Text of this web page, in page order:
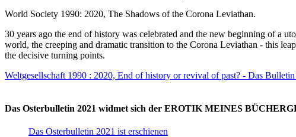
World Society 1990: 2020, The Shadows of the Corona Leviathan.
30 years ago the end of history was celebrated and the new beginning of a
world, the creeping and dramatic transition to the Corona Leviathan - this
the decisive turning points.
Weltgesellschaft 1990 : 2020, End of history or revival of past? - Das
Das Osterbulletin 2021 widmet sich der EROTIK MEINES
Das Osterbulletin 2021 ist erschienen